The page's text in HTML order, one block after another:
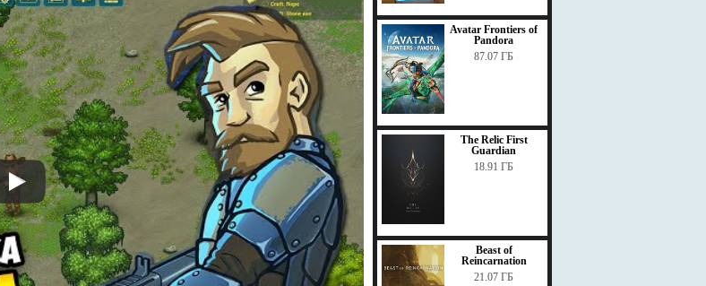
Avatar Frontiers of
Pandora
87.07 ГБ
The Relic First
Guardian
18.91 ГБ
Beast of
Reincarnation
21.07 ГБ